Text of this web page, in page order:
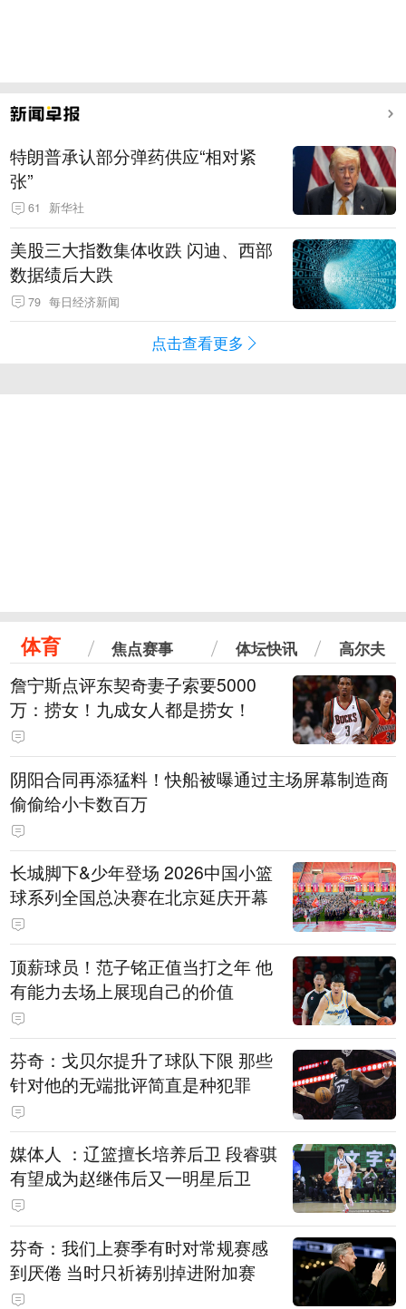
特朗普承认部分弹药供应“相对紧
张”
61 新华社
美股三大指数集体收跌 闪迪、西部
数据绩后大跌
79 每日经济新闻
点击查看更多
体育 焦点赛事 体坛快讯 高尔夫
詹宁斯点评东契奇妻子索要5000
万：捞女！九成女人都是捞女！
阴阳合同再添猛料！快船被曝通过主场屏幕制造商
偷偷给小卡数百万
长城脚下&少年登场 2026中国小篮
球系列全国总决赛在北京延庆开幕
顶薪球员！范子铭正值当打之年 他
有能力去场上展现自己的价值
芬奇：戈贝尔提升了球队下限 那些
针对他的无端批评简直是种犯罪
媒体人 ：辽篮擅长培养后卫 段睿骐
有望成为赵继伟后又一明星后卫
芬奇：我们上赛季有时对常规赛感
到厌倦 当时只祈祷别掉进附加赛